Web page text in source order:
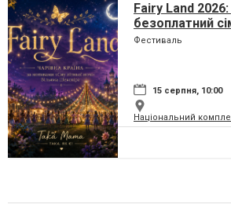
Fairy Land
безоплатний
перетворить
Фестиваль
15 серпня, 10:00
Національний